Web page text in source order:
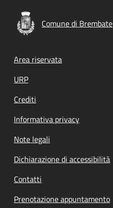
Comune di Brembate
Footer menu
Area riservata
URP
Crediti
Informativa privacy
Note legali
Dichiarazione di accessibilità
Contatti
Prenotazione appuntamento